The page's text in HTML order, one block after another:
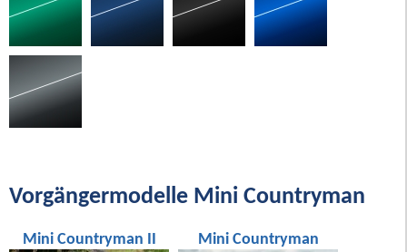
Vorgängermodelle Mini Countryman
Mini Countryman II Mini Countryman